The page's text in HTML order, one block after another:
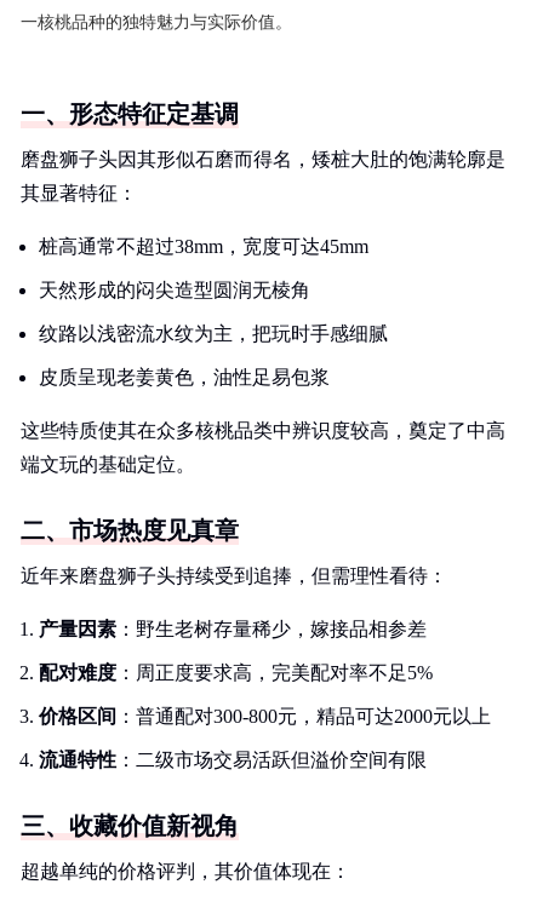
一核桃品种的独特魅力与实际价值。
一、形态特征定基调
磨盘狮子头因其形似石磨而得名，矮桩大肚的饱满轮廓是
其显著特征：
桩高通常不超过38mm，宽度可达45mm
天然形成的闷尖造型圆润无棱角
纹路以浅密流水纹为主，把玩时手感细腻
皮质呈现老姜黄色，油性足易包浆
这些特质使其在众多核桃品类中辨识度较高，奠定了中高
端文玩的基础定位。
二、市场热度见真章
近年来磨盘狮子头持续受到追捧，但需理性看待：
产量因素 ：野生老树存量稀少，嫁接品相参差
配对难度 ：周正度要求高，完美配对率不足5%
价格区间 ：普通配对300-800元，精品可达2000元以上
流通特性 ：二级市场交易活跃但溢价空间有限
三、收藏价值新视角
超越单纯的价格评判，其价值体现在：